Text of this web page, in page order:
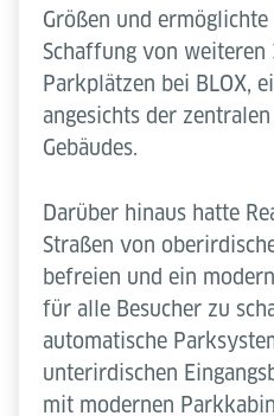
Größen und
Schaffung von weiteren
Parkplätzen bei BLOX,
angesichts der
Gebäudes.
Darüber hinaus hatte
Straßen von
befreien und ein
für alle Besucher zu
automatische
unterirdischen
mit modernen